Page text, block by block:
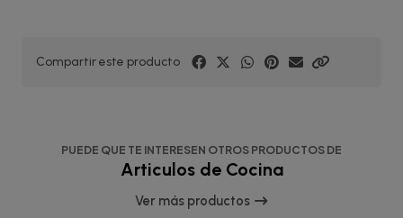
Compartir este producto
PUEDE QUE TE INTERESEN OTROS PRODUCTOS DE
Articulos de Cocina
Ver más productos